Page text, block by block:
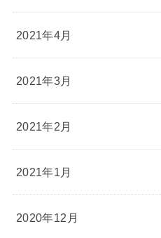
2021年4月
2021年3月
2021年2月
2021年1月
2020年12月